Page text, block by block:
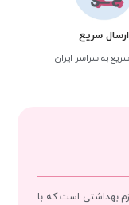
ارسال سریع
به سراسر ایران
بهداشتی است که با